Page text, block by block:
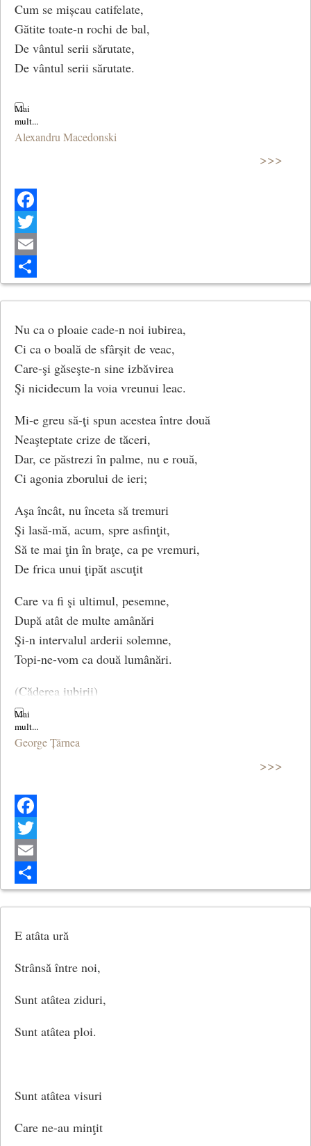
Cum se mișcau catifelate,
Gătite toate-n rochi de bal,
De vântul serii sărutate,
De vântul serii sărutate.
Scăldate-n razele de sus,
Muiate în argintul lunii,
S-au dat în brațele minciunii,
Luându-le pe fiecare,
Ș-un valț nebun le învârtea,
Un valț – din ce în ce mai tare,
Un valț – din ce în ce mai tare.
(Valțul rozelor)
Alexandru Macedonski
>>>
Facebook
Twitter
Email
Share
Nu ca o ploaie cade-n noi iubirea,
Ci ca o boală de sfârşit de veac,
Care-şi găseşte-n sine izbăvirea
Şi nicidecum la voia vreunui leac.
Mi-e greu să-ţi spun acestea între două
Neaşteptate crize de tăceri,
Dar, ce păstrezi în palme, nu e rouă,
Ci agonia zborului de ieri;
Aşa încât, nu înceta să tremuri
Şi lasă-mă, acum, spre asfinţit,
Să te mai ţin în braţe, ca pe vremuri,
De frica unui ţipăt ascuţit
Care va fi şi ultimul, pesemne,
După atât de multe amânări
Şi-n intervalul arderii solemne,
Topi-ne-vom ca două lumânări.
(Căderea iubirii)
George Țărnea
>>>
Facebook
Twitter
Email
Share
E atâta ură
Strânsă între noi,
Sunt atâtea ziduri,
Sunt atâtea ploi.
Sunt atâtea visuri
Care ne-au minţit